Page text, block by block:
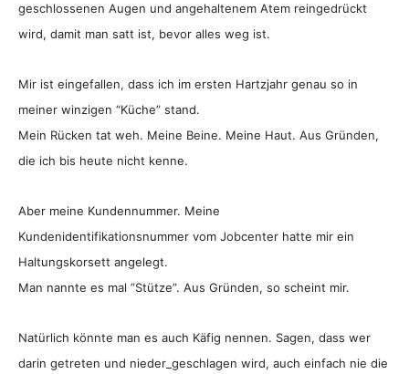
geschlossenen Augen und angehaltenem Atem reingedrückt
wird, damit man satt ist, bevor alles weg ist.
Mir ist eingefallen, dass ich im ersten Hartzjahr genau so in
meiner winzigen “Küche” stand.
Mein Rücken tat weh. Meine Beine. Meine Haut. Aus Gründen,
die ich bis heute nicht kenne.
Aber meine Kundennummer. Meine
Kundenidentifikationsnummer vom Jobcenter hatte mir ein
Haltungskorsett angelegt.
Man nannte es mal ”Stütze”. Aus Gründen, so scheint mir.
Natürlich könnte man es auch Käfig nennen. Sagen, dass wer
darin getreten und nieder_geschlagen wird, auch einfach nie die